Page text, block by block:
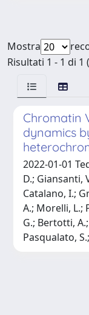
Mostra
Risultati 1 - 1 di
Chromatin
dynamics
2022-01-01
D.; Giansanti,
Catalano, I.;
A.; Morelli, L.;
G.; Bertotti,
Pasqualato,